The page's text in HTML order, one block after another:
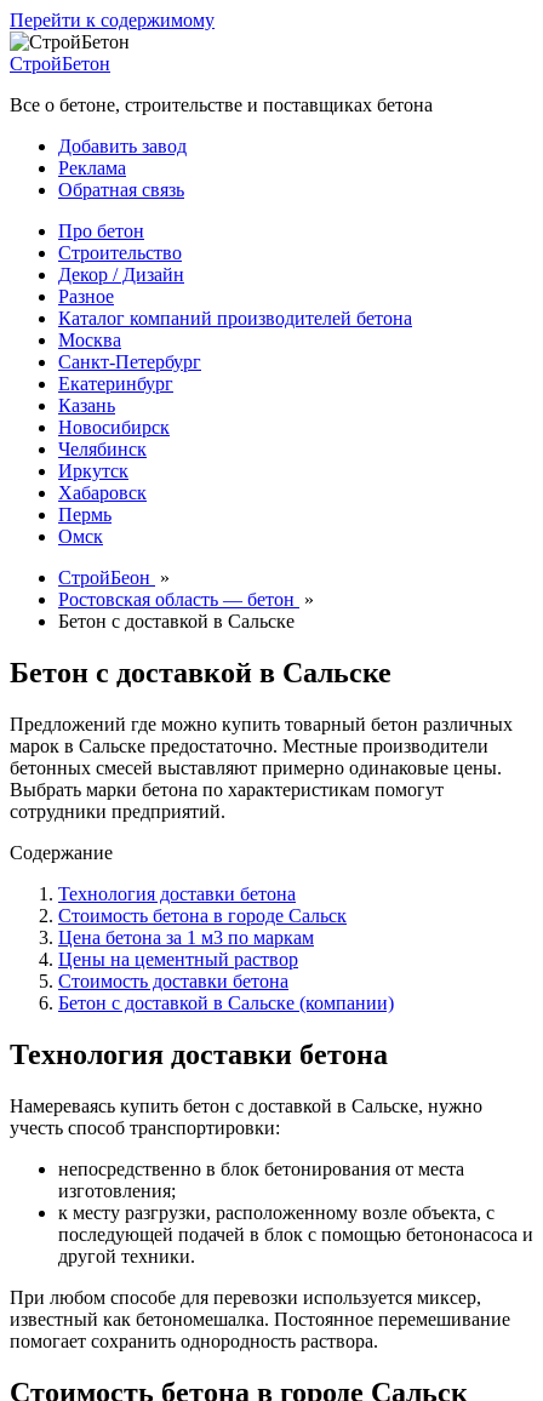
Перейти к содержимому
СтройБетон
Все о бетоне, строительстве и поставщиках бетона
Добавить завод
Реклама
Обратная связь
Про бетон
Строительство
Декор / Дизайн
Разное
Каталог компаний производителей бетона
Москва
Санкт-Петербург
Екатеринбург
Казань
Новосибирск
Челябинск
Иркутск
Хабаровск
Пермь
Омск
СтройБеон »
Ростовская область — бетон »
Бетон с доставкой в Сальске
Бетон с доставкой в Сальске
Предложений где можно купить товарный бетон различных
марок в Сальске предостаточно. Местные производители
бетонных смесей выставляют примерно одинаковые цены.
Выбрать марки бетона по характеристикам помогут
сотрудники предприятий.
Содержание
Технология доставки бетона
Стоимость бетона в городе Сальск
Цена бетона за 1 м3 по маркам
Цены на цементный раствор
Стоимость доставки бетона
Бетон с доставкой в Сальске (компании)
Технология доставки бетона
Намереваясь купить бетон с доставкой в Сальске, нужно
учесть способ транспортировки:
непосредственно в блок бетонирования от места
изготовления;
к месту разгрузки, расположенному возле объекта, с
последующей подачей в блок с помощью бетононасоса и
другой техники.
При любом способе для перевозки используется миксер,
известный как бетономешалка. Постоянное перемешивание
помогает сохранить однородность раствора.
Стоимость бетона в городе Сальск